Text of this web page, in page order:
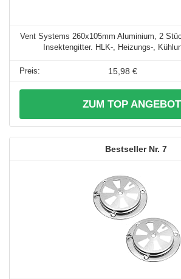
Vent Systems 260x105mm Aluminium, 2
Insektengitter. HLK-, Heizungs-,
15,98 €
ZUM TOP
7